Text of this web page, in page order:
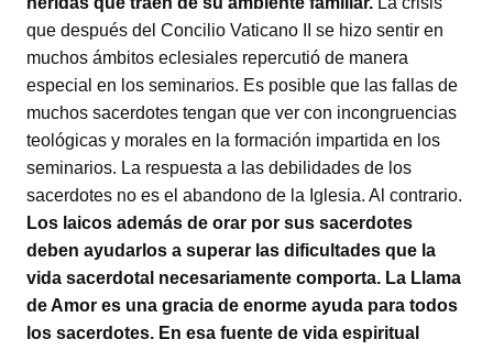
que después del Concilio Vaticano II se hizo sentir en
muchos ámbitos eclesiales repercutió de manera
especial en los seminarios. Es posible que las fallas de
muchos sacerdotes tengan que ver con incongruencias
teológicas y morales en la formación impartida en los
seminarios. La respuesta a las debilidades de los
sacerdotes no es el abandono de la Iglesia. Al contrario.
Los laicos además de orar por sus sacerdotes
deben ayudarlos a superar las dificultades que la
vida sacerdotal necesariamente comporta. La Llama
de Amor es una gracia de enorme ayuda para todos
los sacerdotes. En esa fuente de vida espiritual